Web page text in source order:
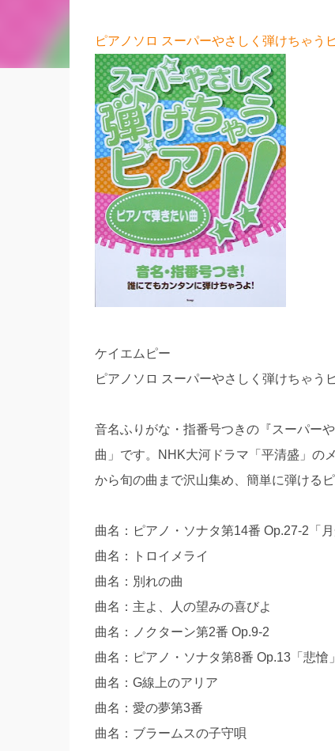
ピアノソロ スーパーやさしく弾けちゃ
ケイエムピー
ピアノソロ スーパーやさしく弾けちゃう
音名ふりがな・指番号つきの『スーパー
曲」です。NHK大河ドラマ「平清盛」の
から旬の曲まで沢山集め、簡単に弾ける
曲名：ピアノ・ソナタ第14番 Op.27-2「
曲名：トロイメライ
曲名：別れの曲
曲名：主よ、人の望みの喜びよ
曲名：ノクターン第2番 Op.9-2
曲名：ピアノ・ソナタ第8番 Op.13「悲愴
曲名：G線上のアリア
曲名：愛の夢第3番
曲名：ブラームスの子守唄